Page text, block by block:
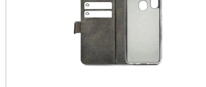
Skärmen har stöd för multitouch med upp
vilket är särskilt användbart vid spel eller
smala skärmkanterna och den fina
på skärmen framträder på ett vackert sätt.
hela skillnaden vid daglig användning och